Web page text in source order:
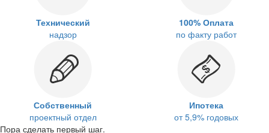
Технический
надзор
100% Оплата
по факту работ
Собственный
проектный отдел
Ипотека
от 5,9% годовых
Пора сделать первый шаг.